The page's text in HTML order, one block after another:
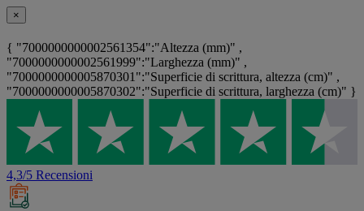
×
{ "7000000000002561354":"Altezza (mm)" ,
"7000000000002561999":"Larghezza (mm)" ,
"7000000000005870301":"Superficie di scrittura, altezza (cm)" ,
"7000000000005870302":"Superficie di scrittura, larghezza (cm)" }
4,3/5 Recensioni